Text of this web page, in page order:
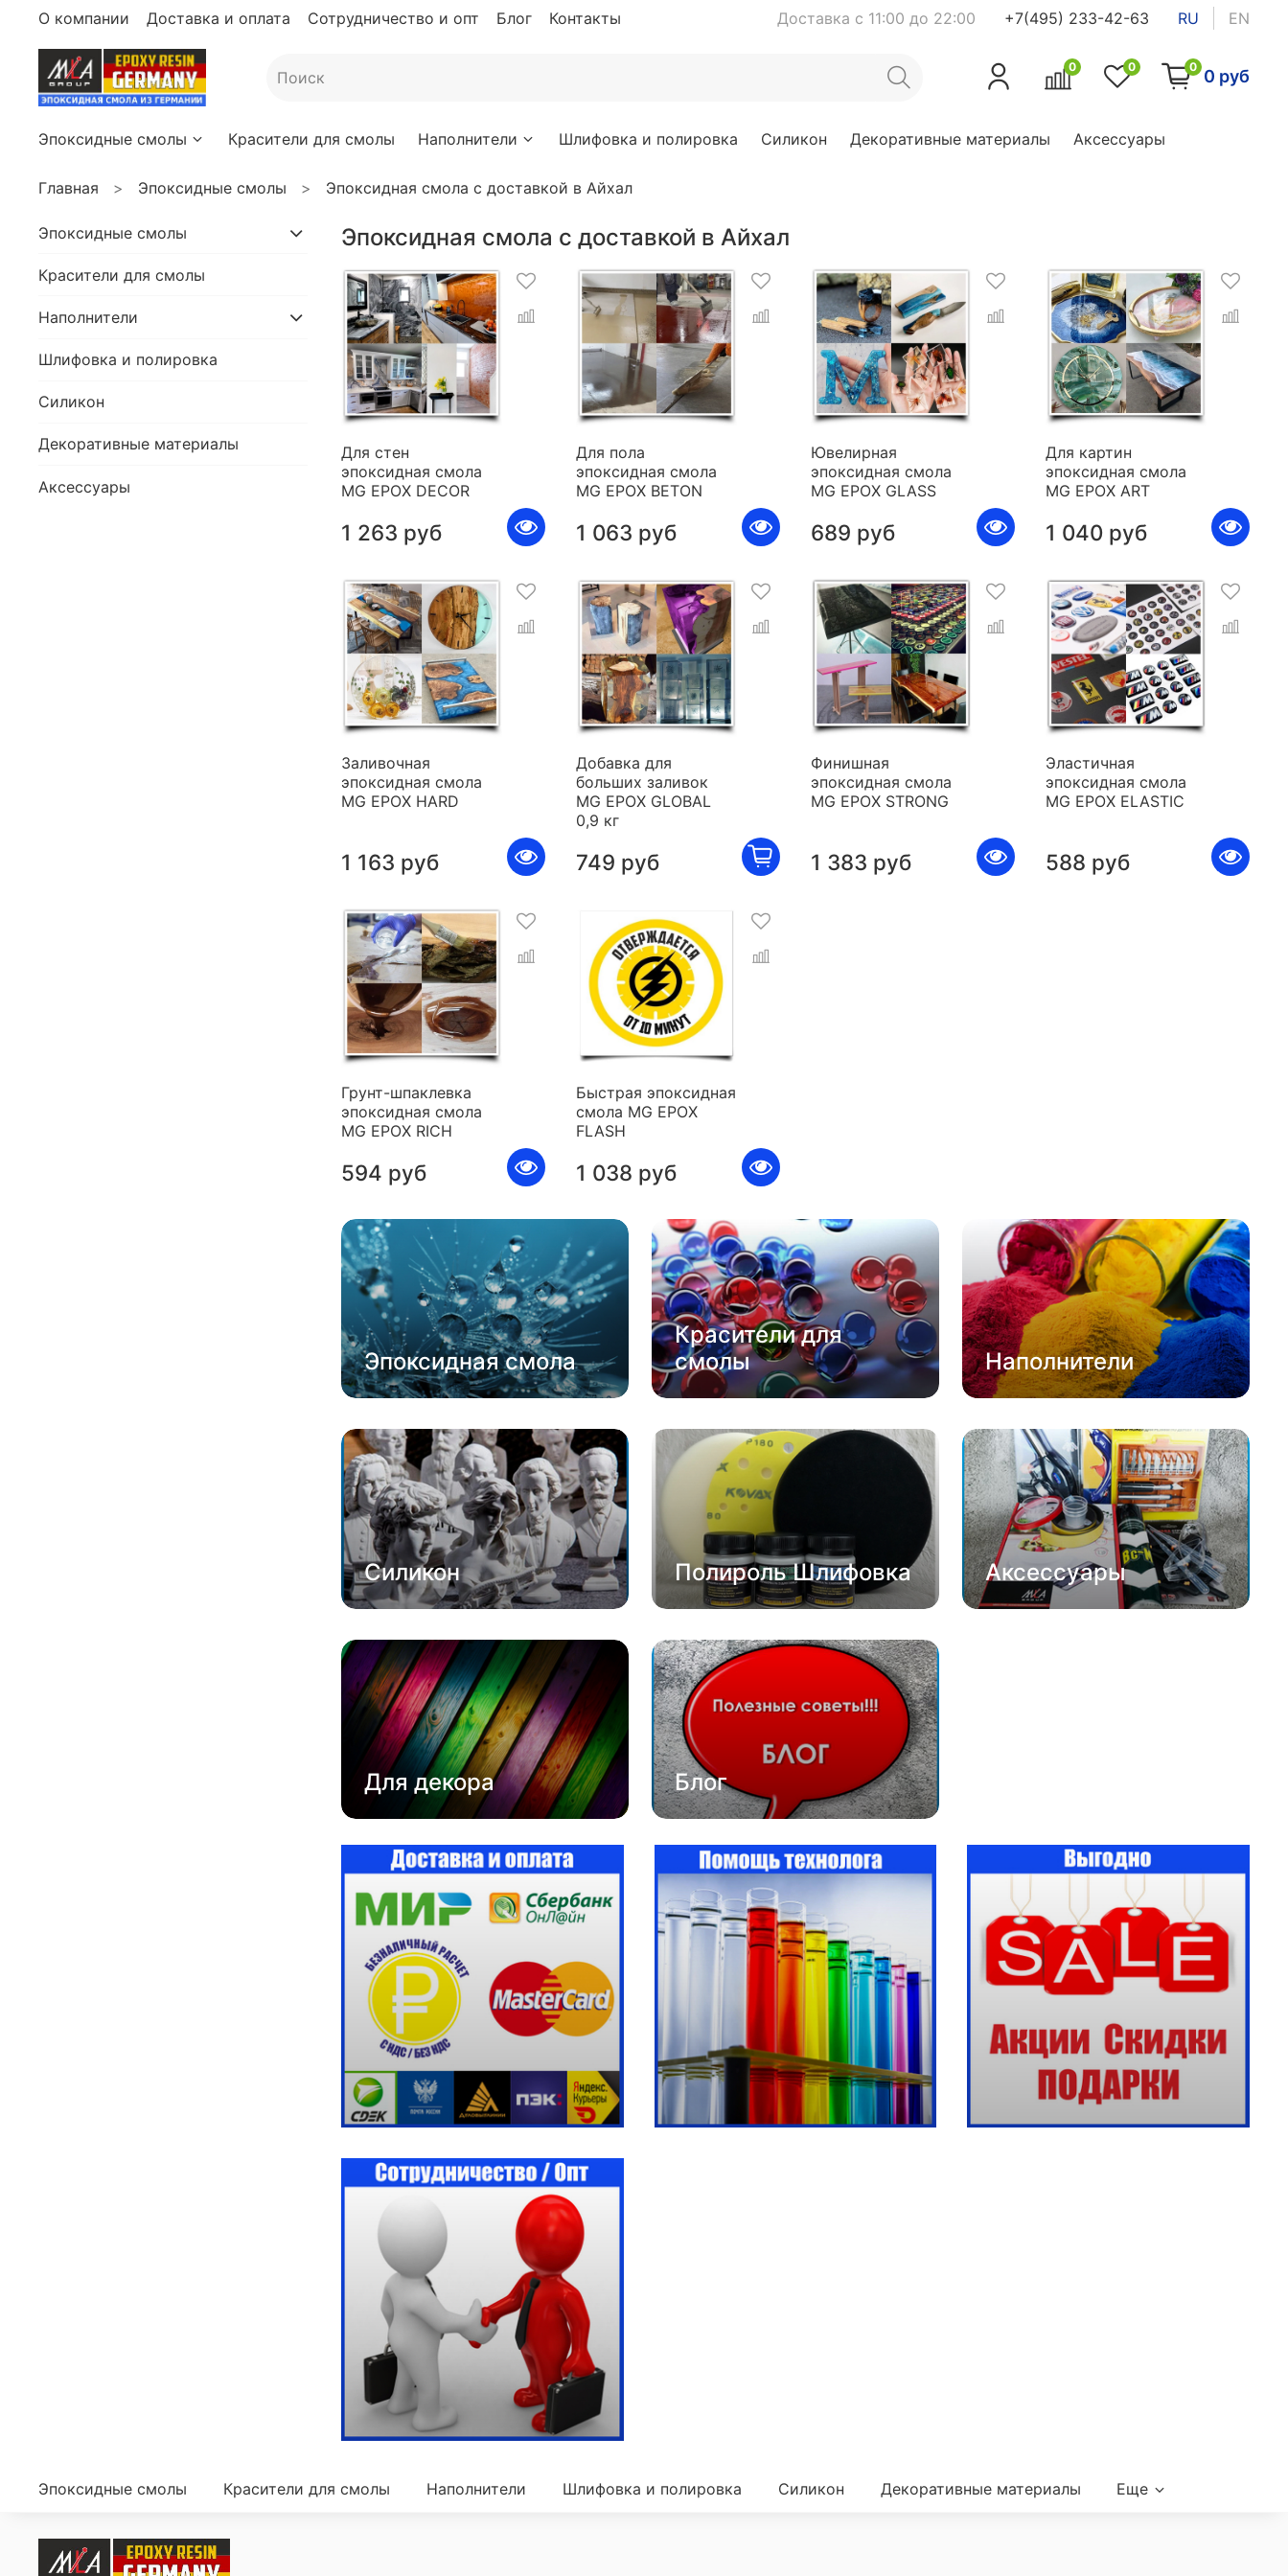
О компании Доставка и оплата Сотрудничество и опт Блог Контакты Доставка с 11:00 до 22:00 +7(495) 233-42-63 RU EN
0 0 0 0 руб
Эпоксидные смолы Красители для смолы Наполнители Шлифовка и полировка Силикон Декоративные материалы Аксессуары
Главная Эпоксидные смолы Эпоксидная смола с доставкой в Айхал
Эпоксидная смола с доставкой в Айхал
Для стен
эпоксидная смола
MG EPOX DECOR
1 263 руб
Для пола
эпоксидная смола
MG EPOX BETON
1 063 руб
Ювелирная
эпоксидная смола
MG EPOX GLASS
689 руб
Для картин
эпоксидная смола
MG EPOX ART
1 040 руб
Заливочная
эпоксидная смола
MG EPOX HARD
1 163 руб
Добавка для
больших заливок
MG EPOX GLOBAL
0,9 кг
749 руб
Финишная
эпоксидная смола
MG EPOX STRONG
1 383 руб
Эластичная
эпоксидная смола
MG EPOX ELASTIC
588 руб
Грунт-шпаклевка
эпоксидная смола
MG EPOX RICH
594 руб
Быстрая эпоксидная
смола MG EPOX
FLASH
1 038 руб
Эпоксидная смола
Красители для
смолы
Наполнители
Силикон Полироль Шлифовка Аксессуары
Для декора Блог
Эпоксидные смолы
Красители для смолы
Наполнители
Шлифовка и полировка
Силикон
Декоративные материалы
Аксессуары
Эпоксидные смолы Красители для смолы Наполнители Шлифовка и полировка Силикон Декоративные материалы Еще